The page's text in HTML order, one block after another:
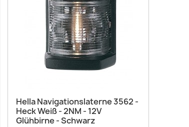
Vorschau
Hella Navigationslaterne 3562 -
Heck Weiß - 2NM - 12V
Glühbirne - Schwarz